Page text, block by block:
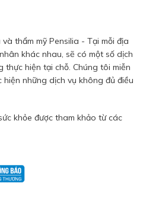
thẩm mỹ Pensilia - Tại mỗi địa
khác nhau, sẽ có một số dịch
thực hiện tại chỗ. Chúng tôi miễn
những dịch vụ không đủ điều
khỏe được tham khảo từ các